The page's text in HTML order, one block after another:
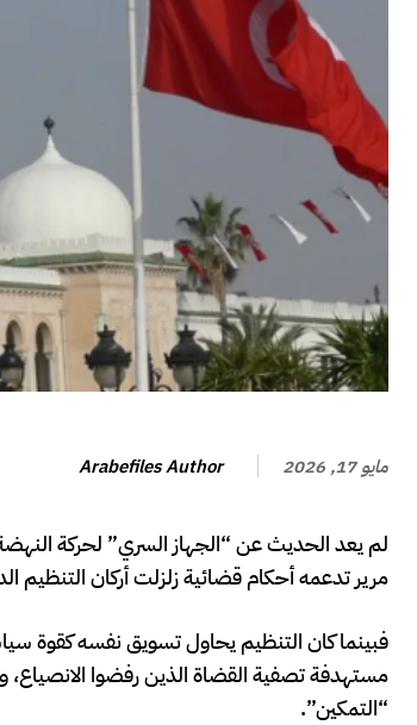
مايو 17, 2026 Arabefiles Author
لم يعد الحديث عن “الجهاز السري” لحركة
مرير تدعمه أحكام قضائية زلزلت أركان التنظيم
فبينما كان التنظيم يحاول تسويق نفسه كقوة
مستهدفة تصفية القضاة الذين رفضوا
“التمكين”.